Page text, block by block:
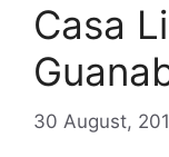
Casa
30 August,